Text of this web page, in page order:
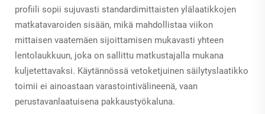
profiili sopii sujuvasti standardimittaisten ylälaatikkojen
matkatavaroiden sisään, mikä mahdollistaa viikon
mittaisen vaatemäen sijoittamisen mukavasti yhteen
lentolaukkuun, joka on sallittu matkustajalla mukana
kuljetettavaksi. Käytännössä vetoketjuinen säilytyslaatikko
toimii ei ainoastaan varastointivälineenä, vaan
perustavanlaatuisena pakkaustyökaluna.